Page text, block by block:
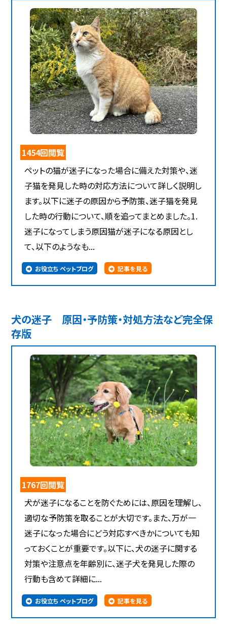
1454回閲覧
ペットの猫が迷子になった場合に備えた対策や、迷
子猫を発見した時の対応方法について詳しく説明し
ます。以下に迷子の原因から予防策、迷子猫を発見
した時の行動について、順を追ってまとめました。1.
迷子になってしまう原因猫が迷子になる原因とし
て、以下のようなも...
お役立ち ペットブログ 記事を見る
犬の迷子 原因・予防策・対処方法など完全保
存版
1767回閲覧
犬が迷子になることを防ぐためには、原因を理解し、
適切な予防策を取ることが大切です。また、万が一
迷子になった場合にどう対応すべきかについても知
っておくことが重要です。以下に、犬の迷子に関する
対策や注意点を年齢別に、迷子犬を発見した際の
行動も含めて詳細に...
お役立ち ペットブログ 記事を見る